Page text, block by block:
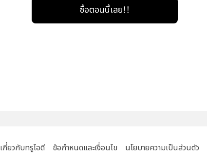
ซื้อตอนนี้เลย!!
เกี่ยวกับทรูไอดี ข้อกำหนดและเงื่อนไข นโยบายความเป็นส่วนตัว